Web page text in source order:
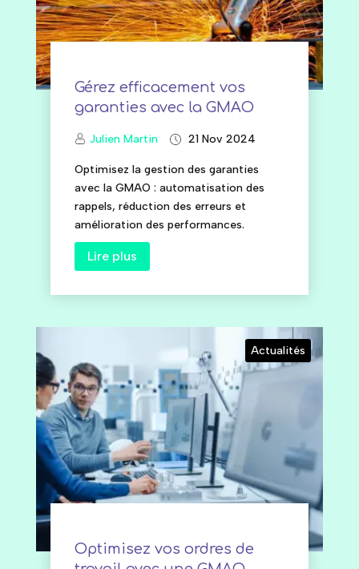
Gérez efficacement vos
garanties avec la GMAO
Julien Martin 21 Nov 2024
Optimisez la gestion des garanties
avec la GMAO : automatisation des
rappels, réduction des erreurs et
amélioration des performances.
Lire plus
Actualités
Optimisez vos ordres de